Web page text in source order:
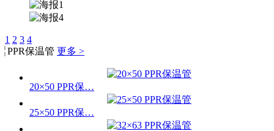
1 2 3 4
PPR保温管 更多 >
20×50 PPR保…
25×50 PPR保…